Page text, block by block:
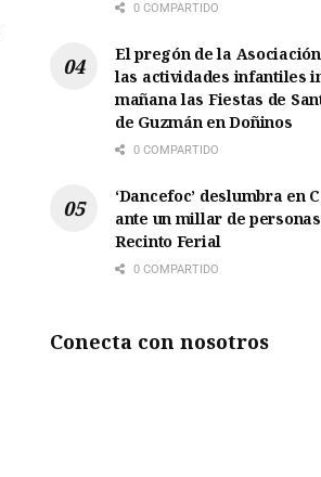
0 COMPARTIDO
El pregón de la
las actividades infantiles
mañana las Fiestas de
de Guzmán en Doñinos
0 COMPARTIDO
‘Dancefoc’ deslumbra en
ante un millar de
Recinto Ferial
0 COMPARTIDO
Conecta con nosotros